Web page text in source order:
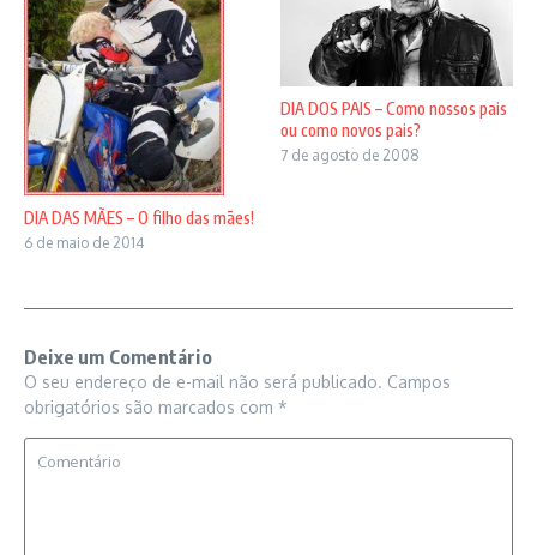
DIA DAS MÃES – O filho das mães!
6 de maio de 2014
DIA DOS PAIS – Como nossos pais
ou como novos pais?
7 de agosto de 2008
Deixe um Comentário
O seu endereço de e-mail não será publicado. Campos
obrigatórios são marcados com *